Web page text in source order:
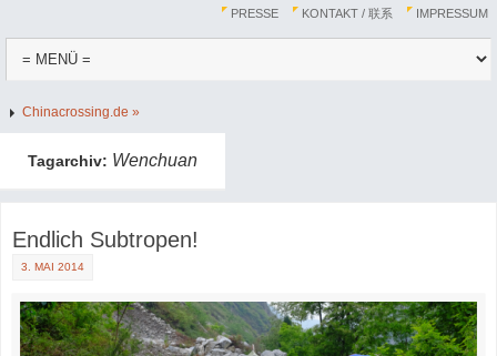
PRESSE KONTAKT / 联系 IMPRESSUM
Chinacrossing.de »
Tagarchiv: Wenchuan
Endlich Subtropen!
3. MAI 2014